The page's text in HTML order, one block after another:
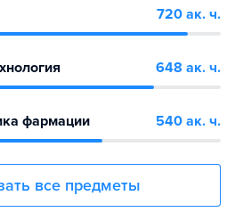
720 ак. ч.
648 ак. ч.
фармации 540 ак. ч.
все предметы